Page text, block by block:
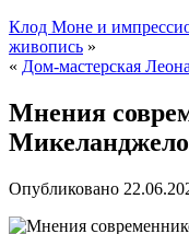
Клод Моне и
живопись »
« Дом-мастерская
Мнения
Микеланджело
Опубликовано